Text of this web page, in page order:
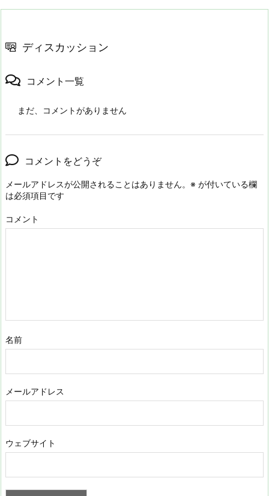
ディスカッション
コメント一覧
まだ、コメントがありません
コメントをどうぞ
メールアドレスが公開されることはありません。 ※ が付いている欄
は必須項目です
コメント
名前
メールアドレス
ウェブサイト